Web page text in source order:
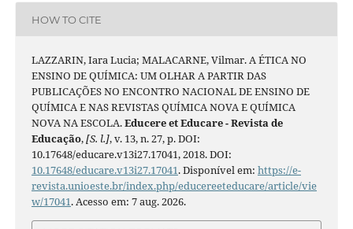
HOW TO CITE
LAZZARIN, Iara Lucia; MALACARNE, Vilmar. A ÉTICA NO
ENSINO DE QUÍMICA: UM OLHAR A PARTIR DAS
PUBLICAÇÕES NO ENCONTRO NACIONAL DE ENSINO DE
QUÍMICA E NAS REVISTAS QUÍMICA NOVA E QUÍMICA
NOVA NA ESCOLA.Educere et Educare - Revista de
Educação,[S. l.], v. 13, n. 27, p. DOI:
10.17648/educare.v13i27.17041, 2018. DOI:
10.17648/educare.v13i27.17041. Disponível em: https://e-
revista.unioeste.br/index.php/educereeteducare/article/vie
w/17041. Acesso em: 7 aug. 2026.